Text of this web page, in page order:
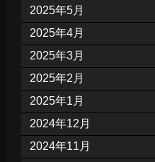
2025年5月
2025年4月
2025年3月
2025年2月
2025年1月
2024年12月
2024年11月